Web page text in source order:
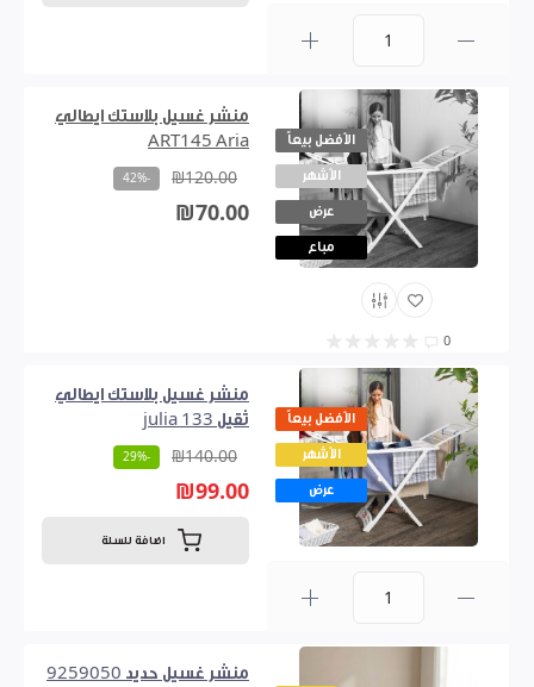
الأفضل بيعاً
الأشهر
عرض
مباع
0
منشر غسيل بلاستك ايطالي
ART145 Aria
₪120.00
-42%
₪70.00
الأفضل بيعاً
الأشهر
عرض
منشر غسيل بلاستك ايطالي
ثقيل 133 julia
₪140.00
-29%
₪99.00
اضافة للسلة
منشر غسيل حديد 9259050